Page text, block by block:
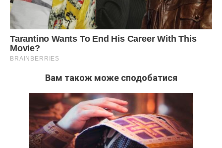
Вам також може сподобатися